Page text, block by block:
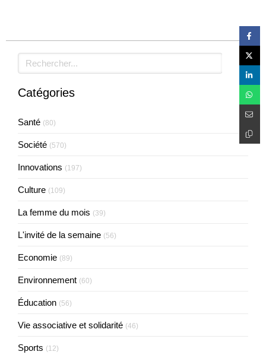
Rechercher
Catégories
Santé (80)
Société (570)
Innovations (197)
Culture (109)
La femme du mois (39)
L'invité de la semaine (56)
Economie (89)
Environnement (60)
Éducation (56)
Vie associative et solidarité (46)
Sports (12)